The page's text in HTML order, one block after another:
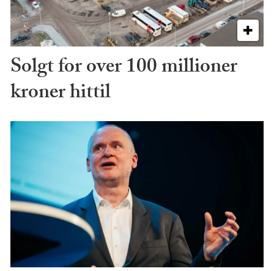
Solgt for over 100 millioner
kroner hittil